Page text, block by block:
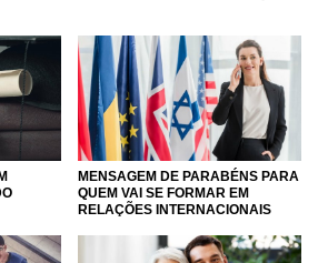
sentimentos mais verdadeiros sejam
de cumprimentar alguém pela
evento é único na vida de uma
de demonstrar a sua admiração
que esse alguém especial terá muito
esse momento da formatura ainda
com as melhores palavras!
MENSAGEM DE PARABÉNS PARA
QUEM VAI SE FORMAR EM
RELAÇÕES INTERNACIONAIS